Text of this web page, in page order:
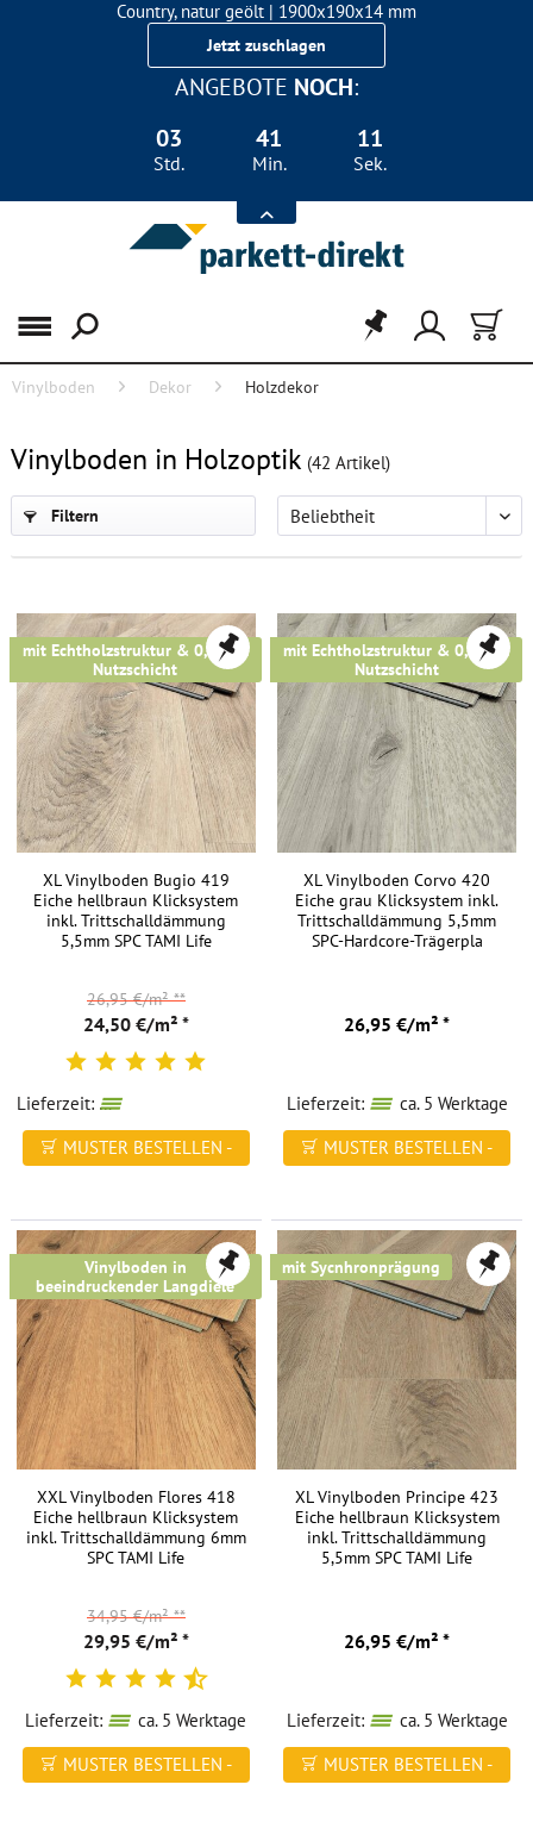
Landhausdiele Eiche für nur 29,90 €/m²
Jetzt zuschlagen
ANGEBOTE NOCH:
03
Std.
41
Min.
10
Sek.
Menü
Vinylboden Dekor Holzdekor
FILTER
Vinylboden in Holzoptik (42 Artikel)
Filtern
mit Echtholzstruktur & 0,5 mm
Nutzschicht
XL Vinylboden Bugio 419
Eiche hellbraun Klicksystem
inkl. Trittschalldämmung
5,5mm SPC TAMI Life
24,50 €/m² *
26,95 €/m²**
Lieferzeit:
wieder verfügbar in ca. 84 Werktagen
MUSTER BESTELLEN -
mit Echtholzstruktur & 0,5 mm
Nutzschicht
XL Vinylboden Corvo 420
Eiche grau Klicksystem inkl.
Trittschalldämmung 5,5mm
SPC-Hardcore-Trägerpla
26,95 €/m² *
Lieferzeit:
ca. 5 Werktage
MUSTER BESTELLEN -
Vinylboden in
beeindruckender Langdiele
XXL Vinylboden Flores 418
Eiche hellbraun Klicksystem
inkl. Trittschalldämmung 6mm
SPC TAMI Life
29,95 €/m² *
34,95 €/m²**
Lieferzeit:
ca. 5 Werktage
MUSTER BESTELLEN -
mit Sycnhronprägung
XL Vinylboden Principe 423
Eiche hellbraun Klicksystem
inkl. Trittschalldämmung
5,5mm SPC TAMI Life
26,95 €/m² *
Lieferzeit:
ca. 5 Werktage
MUSTER BESTELLEN -